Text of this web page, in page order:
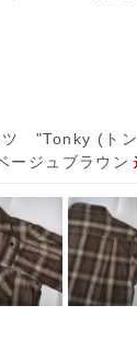
"Tonky (トン
ジュブラウン